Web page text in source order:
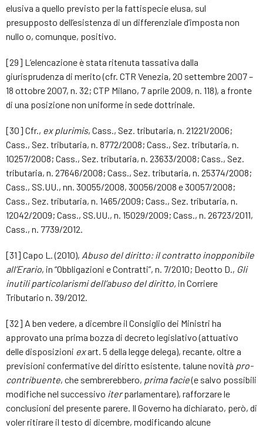
elusiva a quello previsto per la fattispecie elusa, sul
presupposto dell’esistenza di un differenziale d’imposta non
nullo o, comunque, positivo.
[29] L’elencazione è stata ritenuta tassativa dalla
giurisprudenza di merito (cfr. CTR Venezia, 20 settembre 2007 –
18 ottobre 2007, n. 32; CTP Milano, 7 aprile 2009, n. 118), a fronte
di una posizione non uniforme in sede dottrinale.
[30] Cfr., ex plurimis, Cass., Sez. tributaria, n. 21221/2006;
Cass., Sez. tributaria, n. 8772/2008; Cass., Sez. tributaria, n.
10257/2008; Cass., Sez. tributaria, n. 23633/2008; Cass., Sez.
tributaria, n. 27646/2008; Cass., Sez. tributaria, n. 25374/2008;
Cass., SS.UU., nn. 30055/2008, 30056/2008 e 30057/2008;
Cass., Sez. tributaria, n. 1465/2009; Cass., Sez. tributaria, n.
12042/2009; Cass., SS.UU., n. 15029/2009; Cass., n. 26723/2011,
Cass., n. 7739/2012.
[31] Capo L. (2010), Abuso del diritto: il contratto inopponibile
all’Erario, in “Obbligazioni e Contratti”, n. 7/2010; Deotto D., Gli
inutili particolarismi dell’abuso del diritto, in Corriere
Tributario n. 39/2012.
[32] A ben vedere, a dicembre il Consiglio dei Ministri ha
approvato una prima bozza di decreto legislativo (attuativo
delle disposizioni exart. 5 della legge delega), recante, oltre a
previsioni confermative del diritto esistente, talune novità pro-
contribuente, che sembrerebbero, prima facie(e salvo possibili
modifiche nel successivo iterparlamentare), rafforzare le
conclusioni del presente parere. Il Governo ha dichiarato, però, di
voler ritirare il testo di dicembre, modificando alcune